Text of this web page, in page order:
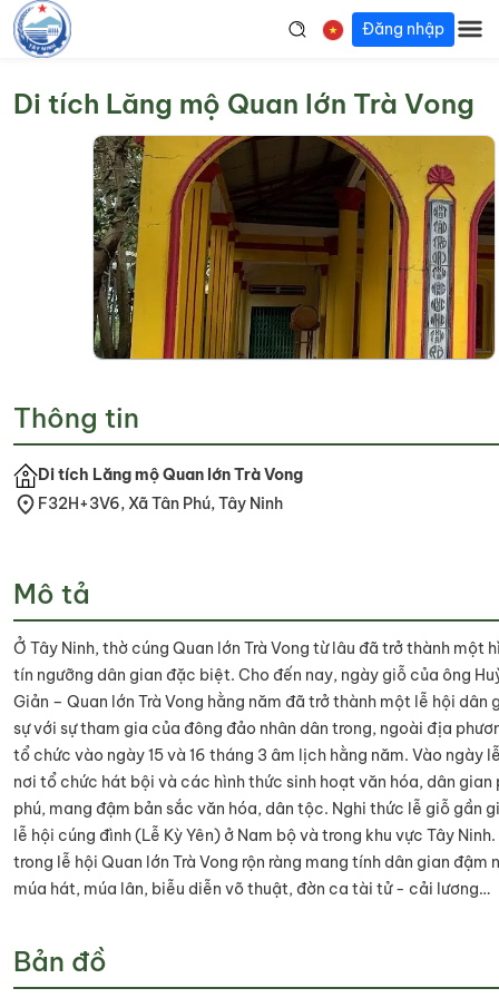
Đăng nhập
Di tích Lăng mộ Quan lớn Trà Vong
Thông tin
Di tích Lăng mộ Quan lớn Trà Vong
F32H+3V6, Xã Tân Phú, Tây Ninh
Mô tả
Ở Tây Ninh, thờ cúng Quan lớn Trà Vong từ lâu đã trở thành một
tín ngưỡng dân gian đặc biệt. Cho đến nay, ngày giỗ của ông
Giản – Quan lớn Trà Vong hằng năm đã trở thành một lễ hội dân
sự với sự tham gia của đông đảo nhân dân trong, ngoài địa
tổ chức vào ngày 15 và 16 tháng 3 âm lịch hằng năm. Vào ngày
nơi tổ chức hát bội và các hình thức sinh hoạt văn hóa, dân gian
phú, mang đậm bản sắc văn hóa, dân tộc. Nghi thức lễ giỗ gần
lễ hội cúng đình (Lễ Kỳ Yên) ở Nam bộ và trong khu vực Tây Ninh.
trong lễ hội Quan lớn Trà Vong rộn ràng mang tính dân gian đậm
múa hát, múa lân, biễu diễn võ thuật, đờn ca tài tử - cải lương…
Bản đồ